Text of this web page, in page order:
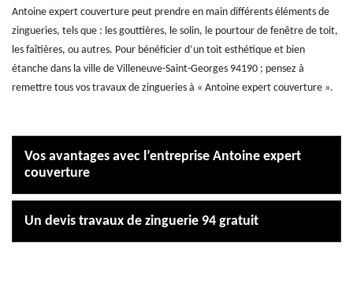
Antoine expert couverture peut prendre en main différents éléments de
zingueries, tels que : les gouttières, le solin, le pourtour de fenêtre de toit,
les faîtières, ou autres. Pour bénéficier d’un toit esthétique et bien
étanche dans la ville de Villeneuve-Saint-Georges 94190 ; pensez à
remettre tous vos travaux de zingueries à « Antoine expert couverture ».
Vos avantages avec l’entreprise Antoine expert
couverture
Un devis travaux de zinguerie 94 gratuit